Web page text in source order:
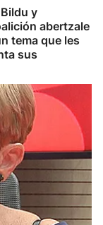
y
abertzale
tema que les
sus